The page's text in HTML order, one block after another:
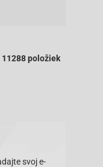
položiek
svoj e-